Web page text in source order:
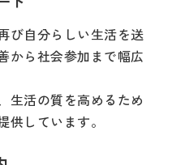
び自分らしい生活を送
から社会参加まで幅広
生活の質を高めるため
供しています。